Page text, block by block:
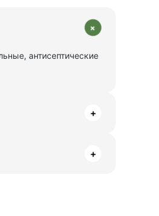
+
антисептические
+
+